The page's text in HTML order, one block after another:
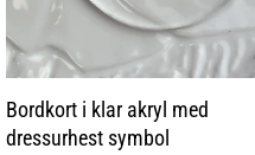
Bordkort i klar akryl med
dressurhest symbol